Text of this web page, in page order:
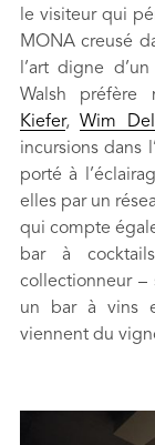
le visiteur qui
MONA creusé
l’art digne
Walsh préfère
Kiefer,Wim
incursions dans
porté à
elles par un
qui compte
bar à
collectionneur –
un bar à vins
viennent du